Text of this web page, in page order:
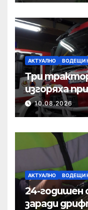
АКТУАЛНО ВОДЕЩИ
Три
изгоряха
база
10.08.2026
АКТУАЛНО ВОДЕЩИ
24-годишен
заради